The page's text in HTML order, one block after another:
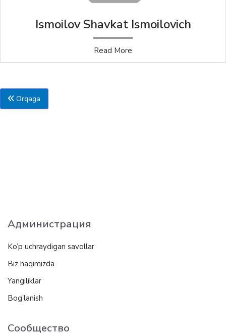
Ismoilov Shavkat Ismoilovich
Read More
Orqaga
Администрация
Ko’p uchraydigan savollar
Biz haqimizda
Yangiliklar
Bog’lanish
Сообщество